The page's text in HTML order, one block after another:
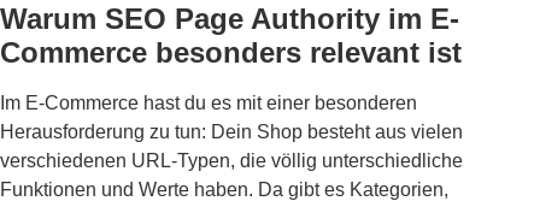
Warum SEO Page Authority im E-
Commerce besonders relevant ist
Im E-Commerce hast du es mit einer besonderen
Herausforderung zu tun: Dein Shop besteht aus vielen
verschiedenen URL-Typen, die völlig unterschiedliche
Funktionen und Werte haben. Da gibt es Kategorien,